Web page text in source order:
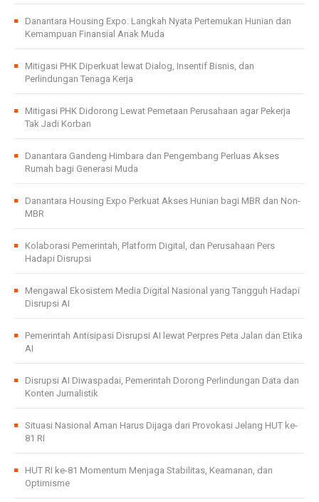
Danantara Housing Expo: Langkah Nyata Pertemukan Hunian dan
Kemampuan Finansial Anak Muda
Mitigasi PHK Diperkuat lewat Dialog, Insentif Bisnis, dan
Perlindungan Tenaga Kerja
Mitigasi PHK Didorong Lewat Pemetaan Perusahaan agar Pekerja
Tak Jadi Korban
Danantara Gandeng Himbara dan Pengembang Perluas Akses
Rumah bagi Generasi Muda
Danantara Housing Expo Perkuat Akses Hunian bagi MBR dan Non-
MBR
Kolaborasi Pemerintah, Platform Digital, dan Perusahaan Pers
Hadapi Disrupsi
Mengawal Ekosistem Media Digital Nasional yang Tangguh Hadapi
Disrupsi AI
Pemerintah Antisipasi Disrupsi AI lewat Perpres Peta Jalan dan Etika
AI
Disrupsi AI Diwaspadai, Pemerintah Dorong Perlindungan Data dan
Konten Jurnalistik
Situasi Nasional Aman Harus Dijaga dari Provokasi Jelang HUT ke-
81 RI
HUT RI ke-81 Momentum Menjaga Stabilitas, Keamanan, dan
Optimisme